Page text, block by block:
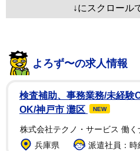
↓にスクロール
よろず〜の求人情報
検査補助、事務業務/未経験
OK/神戸市 灘区
NEW
株式会社テクノ・サービス 働く
兵庫県
派遣社員：時